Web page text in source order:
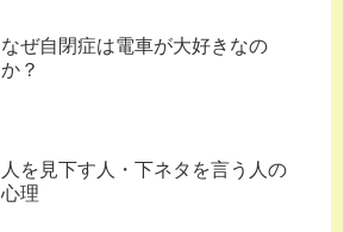
なぜ自閉症は電車が大好きなの
か？
人を見下す人・下ネタを言う人の
心理